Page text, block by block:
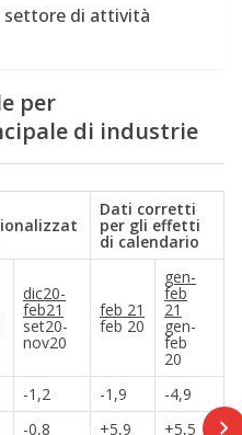
settore di attività
per
di industrie
Dati corretti
per gli effetti
di calendario
dic20-
feb21
set20-
nov20
feb 21
feb 20
gen-
feb
21
gen-
feb
20
-1,2 -1,9
-4,9
-0,8 +5,9 +5,5